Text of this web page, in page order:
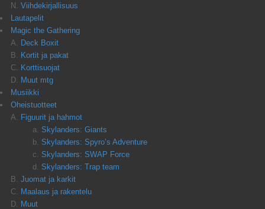
Viihdekirjallisuus
Lautapelit
Magic the Gathering
Deck Boxit
Kortit ja pakat
Korttisuojat
Muut mtg
Musiikki
Oheistuotteet
Figuurit ja hahmot
Skylanders: Giants
Skylanders: Spyro’s Adventure
Skylanders: SWAP Force
Skylanders: Trap team
Juomat ja karkit
Maalaus ja rakentelu
Muut